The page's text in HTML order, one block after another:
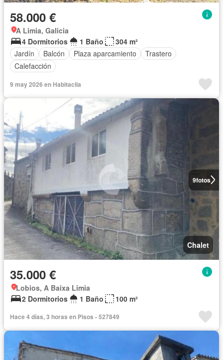
58.000 €
A Limia, Galicia
4 Dormitorios
1 Baño
304 m²
Jardín
Balcón Plaza aparcamiento
Trastero
Calefacción
9 may 2026 en Habitaclia
9fotos
Chalet
35.000 €
Lobios, A Baixa Limia
2 Dormitorios
1 Baño 100 m²
Hace 4 días, 3 horas en Pisos - 527849